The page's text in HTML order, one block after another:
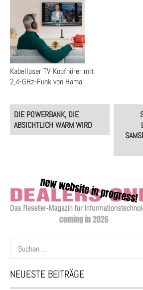
Kabelloser TV-Kopfhörer mit
2,4-GHz-Funk von Hama
Post
navigation
DIE POWERBANK, DIE
ABSICHTLICH WARM WIRD
Suchen
nach:
NEUESTE BEITRÄGE